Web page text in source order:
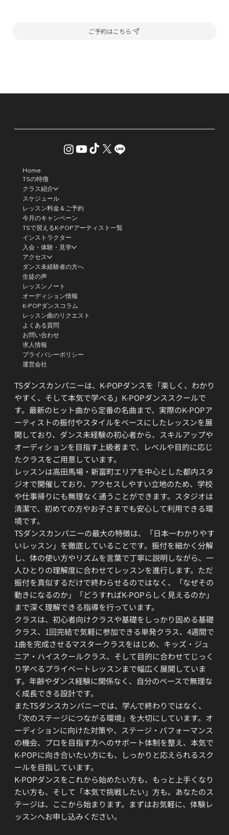
ご予約はこちら
TSダンスカンパニーは、K-POPダンスを「楽しく、わかり
やすく、そして本気で学べる」K-POPダンススクールで
す。最新のヒット曲から定番の名曲まで、実際のK-POPア
ーティストの振付やスタイルをベースにしたレッスンを展
開しており、ダンス未経験の初心者から、スキルアップや
オーディションを目指す上級者まで、レベルや目的に応じ
たクラスをご用意しています。
レッスンは高田馬場・新富町エリアを中心とした都内スタ
ジオで開催しており、アクセスしやすい立地のため、学校
や仕事帰りにも無理なく通うことができます。スタジオは
清潔で、初めての方やお子さまでも安心して利用できる環
境です。
TSダンスカンパニーの最大の特徴は、「日本一わかりやす
いレッスン」を徹底していることです。振付を細かく分解
し、体の使い方やリズムを言葉で丁寧に説明しながら、一
人ひとりの理解度に合わせてレッスンを進行します。ただ
振付を真似するだけで終わらせるのではなく、「なぜその
動きになるのか」「どうすればK-POPらしく見えるのか」
まで深く理解できる指導を行っています。
クラスは、初心者向けクラスや基礎をしっかり固める基礎
クラス、1回完結で気軽に参加できる単発クラス、4週間で
1曲を完成させるマスタークラスをはじめ、キッズ・ジュ
ニア・ハイスクールクラス、そして目的に合わせてじっく
り学べるプライベートレッスンまで幅広く展開していま
す。年齢やダンス経験に関係なく、自分のペースで無理な
く成長できる設計です。
またTSダンスカンパニーでは、学んで終わりではなく、
「次のステージにつながる環境」を大切にしています。オ
ーディションに向けた対策や、ステージ・パフォーマンス
の機会、プロを目指す方へのサポート体制を整え、本気で
K-POPに向き合いたい方にも、しっかりと応えられるスク
ールを目指しています。
K-POPダンスをこれから始めたい方も、もっと上手くなり
たい方も、そして「本気で挑戦したい」方も。あなたのス
テージは、ここから始まります。まずはお気軽に、体験レ
ッスンへお申し込みください。
Home
TSの特徴
クラス紹介
スケジュール
レッスン料金＆ご予約
今月のキャンペーン
TSで習えるK-POPアーティスト一覧
インストラクター
入会・体験・見学
アクセス
ダンス未経験者の方へ
生徒の声
レッスンノート
オーディション情報
K-POPダンスコラム
レッスン曲のリクエスト
よくある質問
お問い合わせ
求人情報
プライバシーポリシー
運営会社